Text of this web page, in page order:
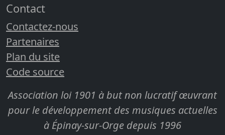
Contact
Contactez-nous
Partenaires
Plan du site
Code source
Association loi 1901 à but non lucratif œuvrant
pour le développement des musiques actuelles
à Épinay-sur-Orge depuis 1996